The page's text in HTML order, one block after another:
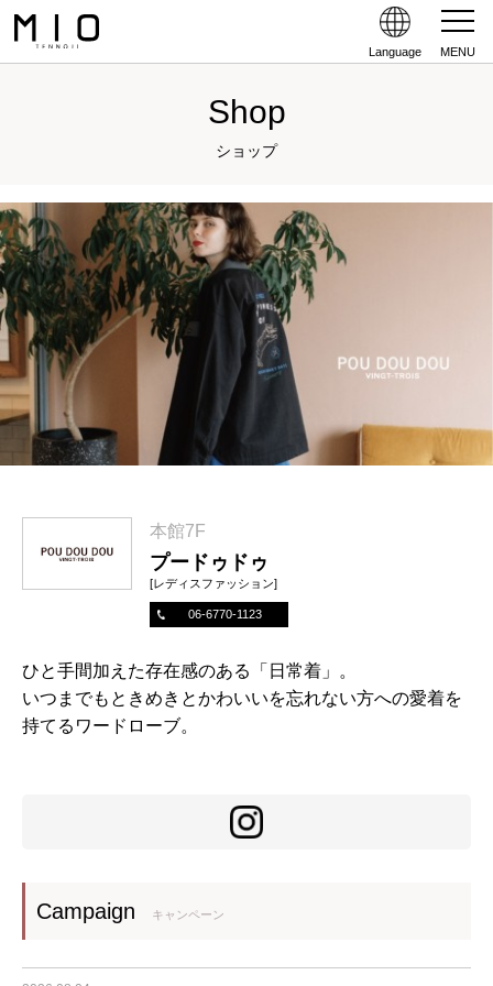
Language MENU
Shop
ショップ
本館7F
プードゥドゥ
[レディスファッション]
06-6770-1123
ひと手間加えた存在感のある「日常着」。
いつまでもときめきとかわいいを忘れない方への愛着を
持てるワードローブ。
Campaign キャンペーン